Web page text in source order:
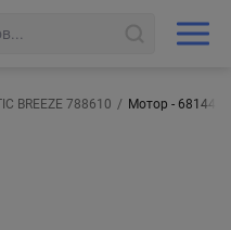
BREEZE 788610 / Мотор - 681447